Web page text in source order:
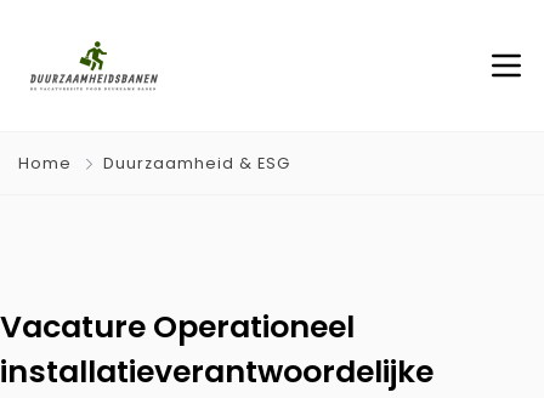
Home Duurzaamheid & ESG
Vacature Operationeel
installatieverantwoordelijke